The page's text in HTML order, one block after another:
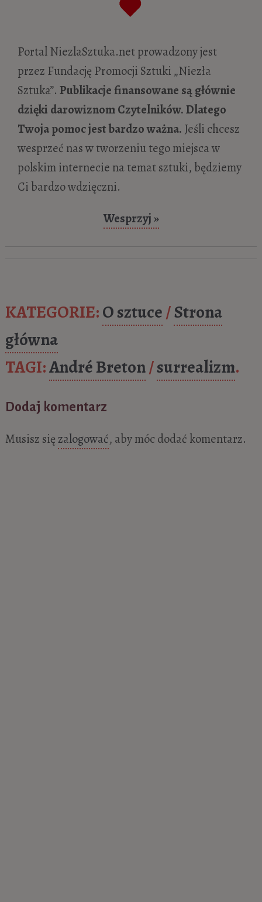
października 2019
- 14 kwietnia 2016
Jerzy Nowosielski. Misterium przestrzeni
- 24 października 2015
Obrazy nocy- 2 października 2015
Vittore Carpaccio „Dwie wenecjanki” lub
„Kurtyzany”- 4 września 2015
Wenecja. Wejście do labiryntu
- 13
czerwca 2015
- 13 maja 2015
Portal NiezlaSztuka.net prowadzony jest
przez Fundację Promocji Sztuki „Niezła
Sztuka”.Publikacje finansowane są głównie
dzięki darowiznom Czytelników. Dlatego
Twoja pomoc jest bardzo ważna. Jeśli chcesz
wesprzeć nas w tworzeniu tego miejsca w
polskim internecie na temat sztuki, będziemy
Ci bardzo wdzięczni.
Wesprzyj »
KATEGORIE:O sztuce/Strona
główna
TAGI:André Breton/surrealizm.
Dodaj komentarz
Musisz sięzalogować, aby móc dodać komentarz.